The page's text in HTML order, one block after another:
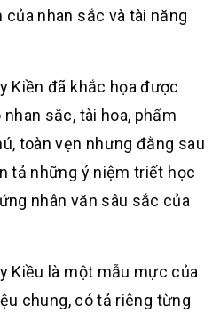
nhan sắc và tài năng
Kiền đã khắc họa được
sắc, tài hoa, phẩm
toàn vẹn nhưng đằng sau
tả những ý niệm triết học
nhân văn sâu sắc của
Kiều là một mẫu mực của
chung, có tả riêng từng